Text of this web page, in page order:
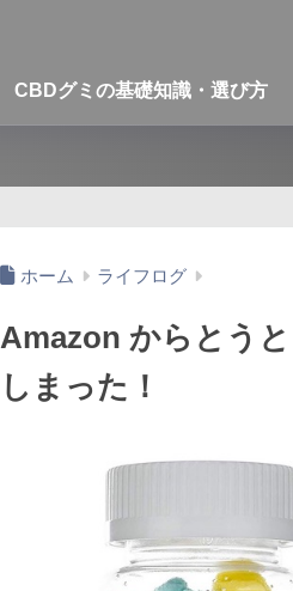
CBDグミの基礎知識・選び方
ホーム ライフログ
Amazon からとう
しまった！